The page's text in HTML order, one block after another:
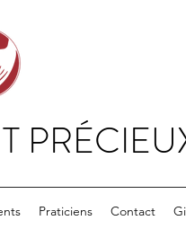
Praticiens Contact